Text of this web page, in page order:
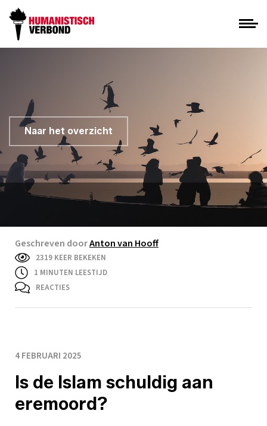
Naar het overzicht
Geschreven doorAnton van Hooff
2319 KEER BEKEKEN
1 MINUTEN LEESTIJD
REACTIES
4 FEBRUARI 2025
Is de Islam schuldig aan
eremoord?